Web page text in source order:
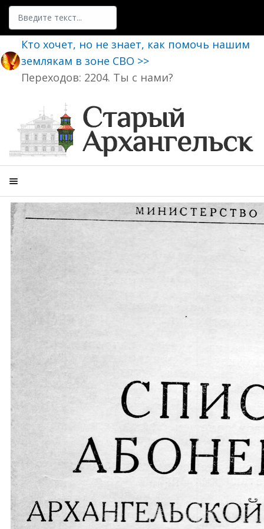
Поиск
Кто хочет, но не знает, как помочь нашим
землякам в зоне СВО >>
Переходов: 2204. Ты с нами?